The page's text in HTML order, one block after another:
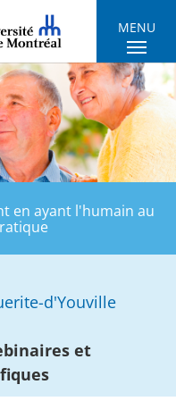
MENU
en ayant l'humain au
d'Youville
et